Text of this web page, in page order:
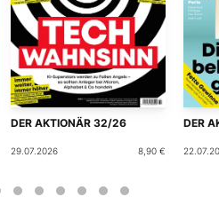
DER AKTIONÄR 32/26
29.07.2026 8,90 €
DER